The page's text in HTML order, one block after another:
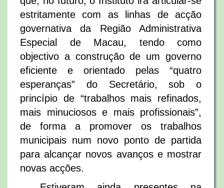
estritamente com as linhas de acção
governativa da Região Administrativa
Especial de Macau, tendo como
objectivo a construção de um governo
eficiente e orientado pelas “quatro
esperanças” do Secretário, sob o
princípio de “trabalhos mais refinados,
mais minuciosos e mais profissionais”,
de forma a promover os trabalhos
municipais num novo ponto de partida
para alcançar novos avanços e mostrar
novas acções.